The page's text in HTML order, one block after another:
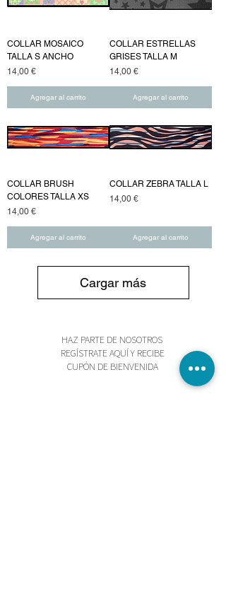
COLLAR MOSAICO
TALLA S ANCHO
Precio
14,00 €
Agregar al carrito
COLLAR ESTRELLAS
GRISES TALLA M
Precio
14,00 €
Agregar al carrito
COLLAR BRUSH
COLORES TALLA XS
Precio
14,00 €
Agregar al carrito
COLLAR ZEBRA TALLA L
Precio
14,00 €
Agregar al carrito
Cargar más
HAZ PARTE DE NOSOTROS
REGÍSTRATE AQUÍ Y RECIBE
CUPÓN DE BIENVENIDA